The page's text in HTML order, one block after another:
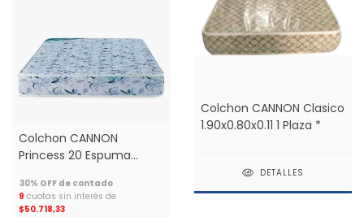
Colchon CANNON
Princess 20 Espuma
9 cuotas sin interés de
$50.718,33
Colchon CANNON Clasico
1.90x0.80x0.11 1 Plaza *
DETALLES